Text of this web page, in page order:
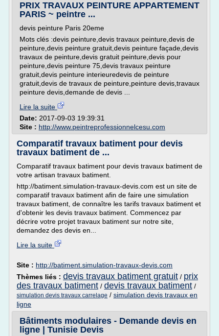
PRIX TRAVAUX PEINTURE APPARTEMENT
PARIS ~ peintre ...
devis peinture Paris 20eme
Mots clés :devis peinture,devis travaux peinture,devis de
peinture,devis peinture gratuit,devis peinture façade,devis
travaux de peinture,devis gratuit peinture,devis pour
peinture,devis peinture 75,devis travaux peinture
gratuit,devis peinture interieuredevis de peinture
gratuit,devis de travaux de peinture,peinture devis,travaux
peinture devis,demande de devis ...
Lire la suite
Date: 2017-09-03 19:39:31
Site : http://www.peintreprofessionnelcesu.com
Comparatif travaux batiment pour devis
travaux batiment de ...
Comparatif travaux batiment pour devis travaux batiment de
votre artisan travaux batiment.
http://batiment.simulation-travaux-devis.com est un site de
comparatif travaux batiment afin de faire une simulation
travaux batiment, de connaître les tarifs travaux batiment et
d'obtenir les devis travaux batiment. Commencez par
décrire votre projet travaux batiment sur notre site,
demandez des devis en...
Lire la suite
Site : http://batiment.simulation-travaux-devis.com
Thèmes liés : devis travaux batiment gratuit / prix
des travaux batiment / devis travaux batiment /
simulation devis travaux carrelage / simulation devis travaux en
ligne
Bâtiments modulaires - Demande devis en
ligne | Tunisie Devis